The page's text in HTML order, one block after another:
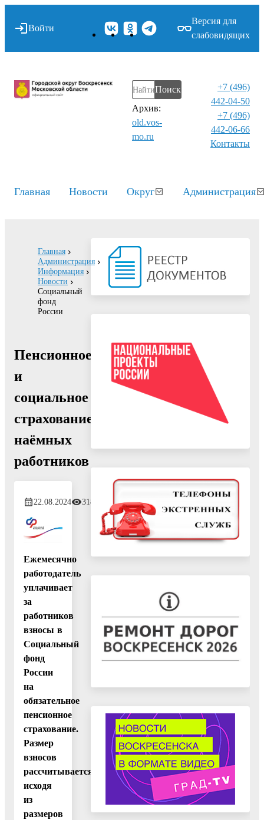
Войти
Версия для
слабовидящих
Поиск
Архив:
old.vos-
mo.ru
+7 (496)
442-04-50
+7 (496)
442-06-66
Контакты⁠
Главная Новости Округ Администрация
Главная
Администрация
Информация
Новости
Социальный
фонд
России
Пенсионное
и
социальное
страхование
наёмных
работников
22.08.2024 318
Ежемесячно
работодатель
уплачивает
за
работников
взносы в
Социальный
фонд
России
на
обязательное
пенсионное
страхование.
Размер
взносов
рассчитывается
исходя
из
размеров